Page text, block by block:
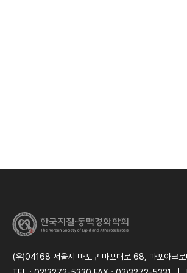
(우)04168 서울시 마포구 마포대로 68, 마포아크